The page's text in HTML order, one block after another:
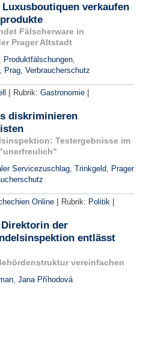
verkaufen
Fälscherware in
Prager Altstadt
, Produktfälschungen,
, Prag, Verbraucherschutz
| Rubrik: Gastronomie |
diskriminieren
Testergebnisse im
Servicezuschlag, Trinkgeld, Prager
Online | Rubrik: Politik |
der
entlässt
vereinfachen
, Jana Příhodová